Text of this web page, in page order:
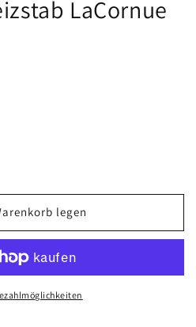
LaCornue
legen